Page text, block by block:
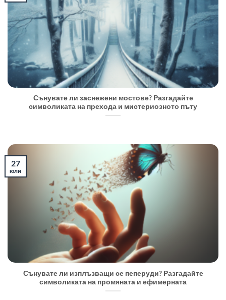
Сънувате ли заснежени мостове? Разгадайте
символиката на прехода и мистериозното пъту
Сънувате ли изплъзващи се пеперуди? Разгадайте
символиката на промяната и ефимерната
27
юли